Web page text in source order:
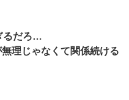
るだろ…
理じゃなくて関係続ける